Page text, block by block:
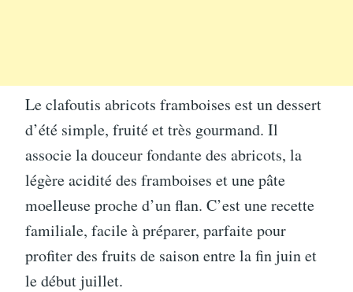
Le clafoutis abricots framboises est un dessert
d’été simple, fruité et très gourmand. Il
associe la douceur fondante des abricots, la
légère acidité des framboises et une pâte
moelleuse proche d’un flan. C’est une recette
familiale, facile à préparer, parfaite pour
profiter des fruits de saison entre la fin juin et
le début juillet.